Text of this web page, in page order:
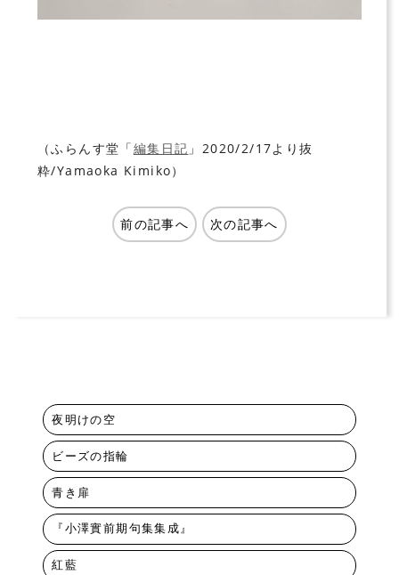
（ふらんす堂「編集日記 」2020/2/17より抜
粋/Yamaoka Kimiko）
前の記事へ 次の記事へ
夜明けの空
ビーズの指輪
青き扉
『小澤實前期句集集成』
紅藍